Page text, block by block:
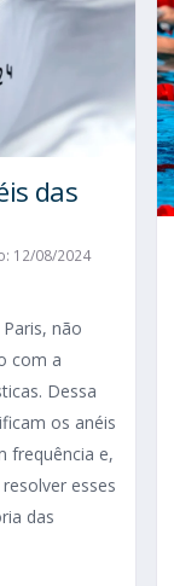
das
12/08/2024
não
com a
Dessa
os anéis
frequência e,
esses
das